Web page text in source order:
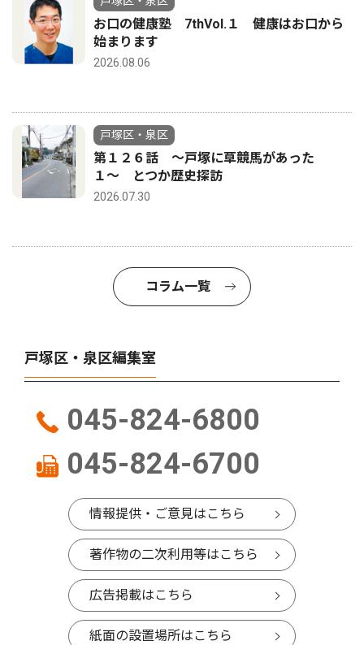
お口の健康塾 7thVol.１ 健康はお口から
始まります
2026.08.06
戸塚区・泉区
第１２６話 〜戸塚に草競馬があった
１〜 とつか歴史探訪
2026.07.30
コラム一覧
戸塚区・泉区編集室
045-824-6800
045-824-6700
情報提供・ご意見はこちら
著作物の二次利用等はこちら
広告掲載はこちら
紙面の設置場所はこちら